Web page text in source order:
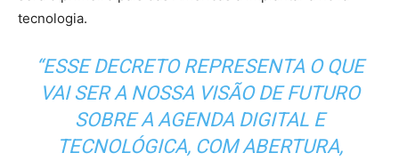
tecnologia.
“ESSE DECRETO REPRESENTA O QUE
VAI SER A NOSSA VISÃO DE FUTURO
SOBRE A AGENDA DIGITAL E
TECNOLÓGICA, COM ABERTURA,